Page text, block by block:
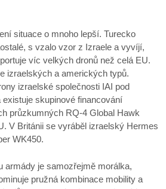
situace o mnoho lepší. Turecko
s vzalo vzor z Izraele a vyvíjí,
víc velkých dronů než celá EU.
izraelských a amerických typů.
izraelské společnosti IAI pod
existuje skupinové financování
průzkumných RQ-4 Global Hawk
V Británii se vyráběl izraelský Hermes
WK450.
armády je samozřejmě morálka,
pružná kombinace mobility a